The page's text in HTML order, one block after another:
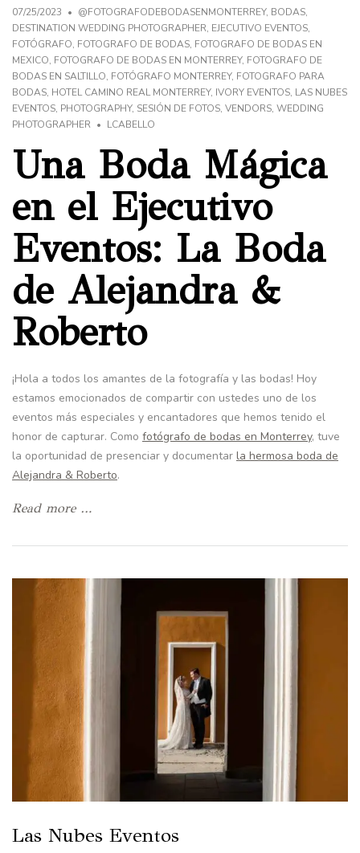
07/25/2023 @FOTOGRAFODEBODASENMONTERREY, BODAS,
DESTINATION WEDDING PHOTOGRAPHER, EJECUTIVO EVENTOS,
FOTÓGRAFO, FOTOGRAFO DE BODAS, FOTOGRAFO DE BODAS EN
MEXICO, FOTOGRAFO DE BODAS EN MONTERREY, FOTOGRAFO DE
BODAS EN SALTILLO, FOTÓGRAFO MONTERREY, FOTOGRAFO PARA
BODAS, HOTEL CAMINO REAL MONTERREY, IVORY EVENTOS, LAS NUBES
EVENTOS, PHOTOGRAPHY, SESIÓN DE FOTOS, VENDORS, WEDDING
PHOTOGRAPHER
LCABELLO
Una Boda Mágica
en el Ejecutivo
Eventos: La Boda
de Alejandra &
Roberto
¡Hola a todos los amantes de la fotografía y las bodas! Hoy
estamos emocionados de compartir con ustedes uno de los
eventos más especiales y encantadores que hemos tenido el
honor de capturar. Como fotógrafo de bodas en Monterrey, tuve
la oportunidad de presenciar y documentar la hermosa boda de
Alejandra & Roberto.
Read more …
Las Nubes Eventos